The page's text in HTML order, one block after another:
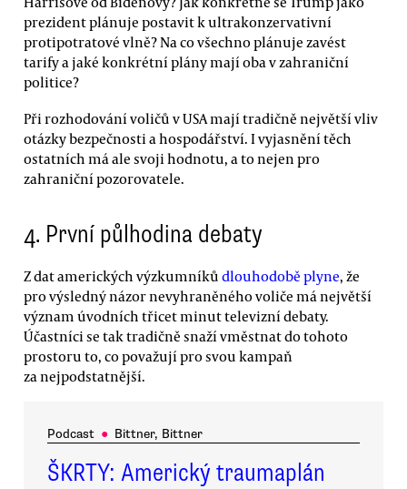
prezident plánuje postavit k ultrakonzervativní
protipotratové vlně? Na co všechno plánuje zavést
tarify a jaké konkrétní plány mají oba v zahraniční
politice?
Při rozhodování voličů v USA mají tradičně největší vliv
otázky bezpečnosti a hospodářství. I vyjasnění těch
ostatních má ale svoji hodnotu, a to nejen pro
zahraniční pozorovatele.
4. První půlhodina debaty
Z dat amerických výzkumníků dlouhodobě plyne, že
pro výsledný názor nevyhraněného voliče má největší
význam úvodních třicet minut televizní debaty.
Účastníci se tak tradičně snaží vměstnat do tohoto
prostoru to, co považují pro svou kampaň
za nejpodstatnější.
Podcast ● Bittner, Bittner
ŠKRTY: Americký traumaplán